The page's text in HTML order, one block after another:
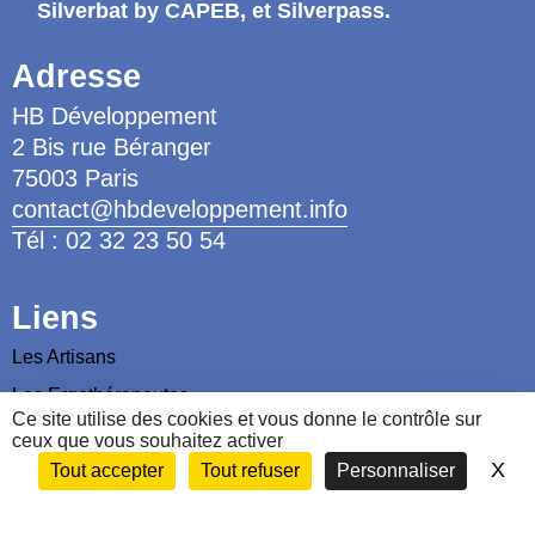
Ce site utilise des cookies et vous donne le contrôle sur
ceux que vous souhaitez activer
Tout accepter
Tout refuser Personnaliser X
Silverbat by CAPEB, et Silverpass.
Adresse
HB Développement
2 Bis rue Béranger
75003 Paris
contact@hbdeveloppement.info
Tél : 02 32 23 50 54
Liens
Les Artisans
Les Ergothérapeutes
Nous contacter